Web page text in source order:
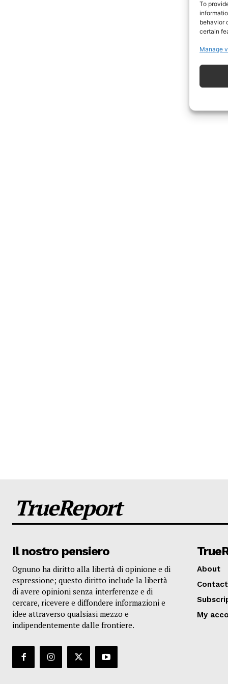
To
behavior
certain
Manage
TrueReport
Il nostro pensiero
Ognuno ha diritto alla libertà di opinione e di
espressione; questo diritto include la libertà
di avere opinioni senza interferenze e di
cercare, ricevere e diffondere informazioni e
idee attraverso qualsiasi mezzo e
indipendentemente dalle frontiere.
About
My